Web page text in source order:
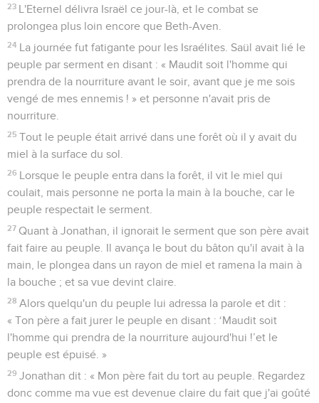
23 L'Eternel délivra Israël ce jour-là, et le combat se
prolongea plus loin encore que Beth-Aven.
24 La journée fut fatigante pour les Israélites. Saül avait lié le
peuple par serment en disant : « Maudit soit l'homme qui
prendra de la nourriture avant le soir, avant que je me sois
vengé de mes ennemis ! » et personne n'avait pris de
nourriture.
25 Tout le peuple était arrivé dans une forêt où il y avait du
miel à la surface du sol.
26 Lorsque le peuple entra dans la forêt, il vit le miel qui
coulait, mais personne ne porta la main à la bouche, car le
peuple respectait le serment.
27 Quant à Jonathan, il ignorait le serment que son père avait
fait faire au peuple. Il avança le bout du bâton qu'il avait à la
main, le plongea dans un rayon de miel et ramena la main à
la bouche ; et sa vue devint claire.
28 Alors quelqu'un du peuple lui adressa la parole et dit :
« Ton père a fait jurer le peuple en disant : ‘Maudit soit
l'homme qui prendra de la nourriture aujourd'hui !’et le
peuple est épuisé. »
29 Jonathan dit : « Mon père fait du tort au peuple. Regardez
donc comme ma vue est devenue claire du fait que j'ai goûté